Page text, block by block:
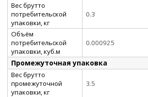
Вес брутто
потребительской
упаковки, кг
0.3
Объём
потребительской
упаковки, куб.м
0.000925
Промежуточная упаковка
Вес брутто
промежуточной
упаковки, кг
3.5